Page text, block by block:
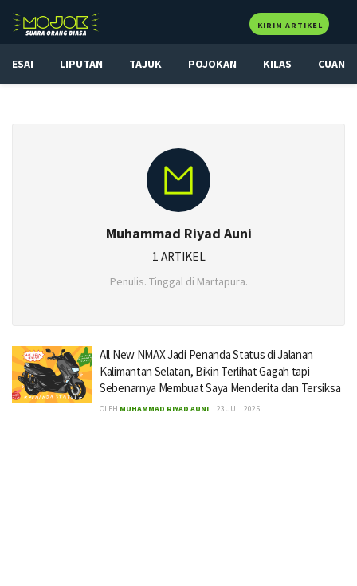
KIRIM ARTIKEL
ESAI LIPUTAN TAJUK POJOKAN KILAS CUAN
Muhammad Riyad Auni
1 ARTIKEL
Penulis. Tinggal di Martapura.
All New NMAX Jadi Penanda Status di Jalanan
Kalimantan Selatan, Bikin Terlihat Gagah tapi
Sebenarnya Membuat Saya Menderita dan Tersiksa
OLEH MUHAMMAD RIYAD AUNI 23 JULI 2025